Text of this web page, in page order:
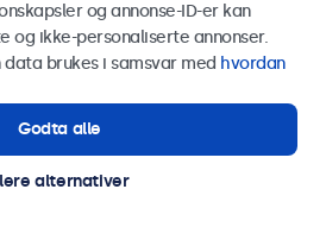
Send
oss på
og annonse-ID-er kan
og ikke-personaliserte annonser.
brukes i samsvar med hvordan
Godta alle
alternativer